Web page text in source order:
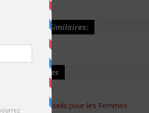
Articles Similaires:
Catégories
Conseils pour les Femmes